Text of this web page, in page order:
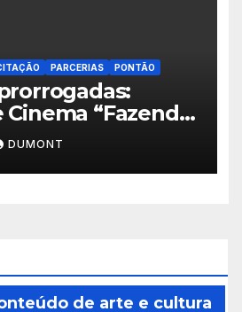
PARCERIAS PONTÃO
Cinema “Fazendo
Filme” em Nova
abertas até 11
DUMONT
de arte e cultura